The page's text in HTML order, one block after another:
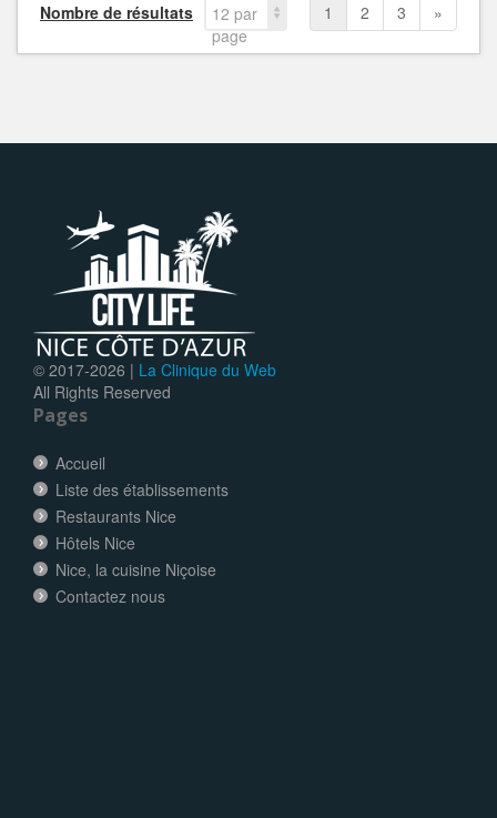
Nombre de résultats
12 par
page
1 2 3 »
© 2017-2026 | La Clinique du Web
All Rights Reserved
Pages
Accueil
Liste des établissements
Restaurants Nice
Hôtels Nice
Nice, la cuisine Niçoise
Contactez nous